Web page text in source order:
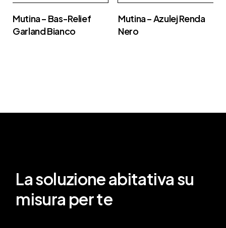
Mutina – Bas-Relief
Garland Bianco
Mutina – Azulej Renda
Nero
La soluzione abitativa su
misura per te